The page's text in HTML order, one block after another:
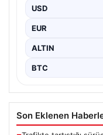
soruşturma
Rüzgar Sönmez,…
USD
EUR
ALTIN
BTC
Son Eklenen